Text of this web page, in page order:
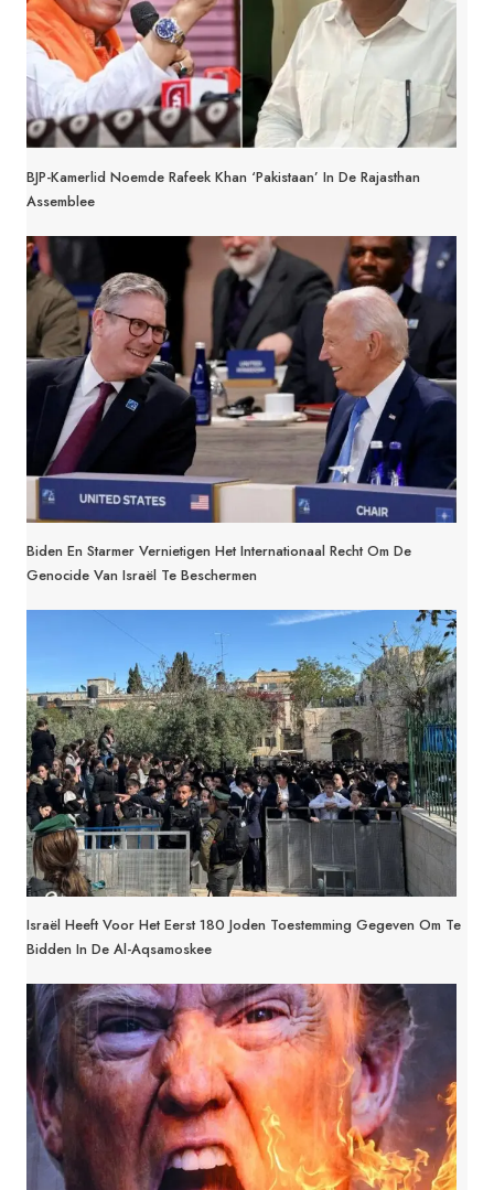
BJP-Kamerlid Noemde Rafeek Khan ‘Pakistaan’ In De Rajasthan
Assemblee
Biden En Starmer Vernietigen Het Internationaal Recht Om De
Genocide Van Israël Te Beschermen
Israël Heeft Voor Het Eerst 180 Joden Toestemming Gegeven Om Te
Bidden In De Al-Aqsamoskee